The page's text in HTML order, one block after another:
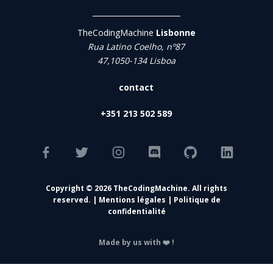
TheCodingMachine Lisbonne
Rua Latino Coelho, nº87
47,1050-134 Lisboa
contact
+351 213 502 589
Copyright © 2026 TheCodingMachine. All rights
reserved. | Mentions légales | Politique de
confidentialité
Made by us with ❤️ !